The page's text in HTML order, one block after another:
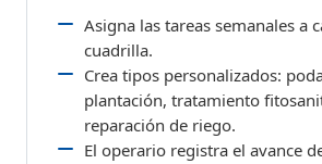
Asigna las tareas semanales a
cuadrilla.
Crea tipos personalizados:
plantación, tratamiento
reparación de riego.
El operario registra el avance